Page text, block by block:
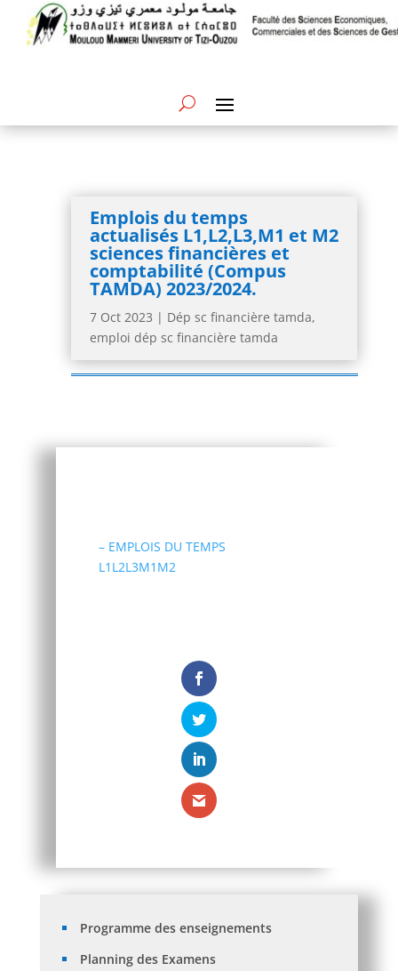
Emplois du temps
actualisés L1,L2,L3,M1 et M2
sciences financières et
comptabilité (Compus
TAMDA) 2023/2024.
7 Oct 2023 | Dép sc financière tamda,
emploi dép sc financière tamda
– EMPLOIS DU TEMPS
L1L2L3M1M2
Programme des enseignements
Planning des Examens